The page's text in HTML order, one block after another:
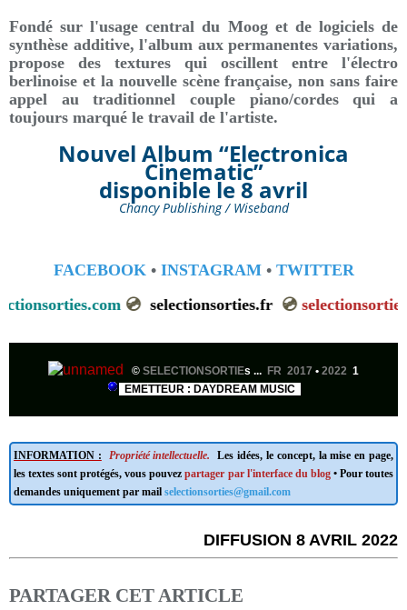
Fondé sur l'usage central du Moog et de logiciels de
synthèse additive, l'album aux permanentes variations,
propose des textures qui oscillent entre l'électro
berlinoise et la nouvelle scène française, non sans faire
appel au traditionnel couple piano/cordes qui a
toujours marqué le travail de l'artiste.
Nouvel Album “Electronica
Cinematic”
disponible le 8 avril
Chancy Publishing / Wiseband
FACEBOOK• INSTAGRAM• TWITTER
💿 selectionsorties.fr💿
© SELECTIONSORTIEs ... FR 2017 • 2022 1
EMETTEUR : DAYDREAM MUSIC
INFORMATION : Propriété intellectuelle.
Les idées, le concept, la mise en page,
les textes sont protégés, vous pouvezpartager par l'interface du blog• Pour toutes
demandes uniquement par mail selectionsorties@gmail.com
DIFFUSION 8 AVRIL 2022
PARTAGER CET ARTICLE